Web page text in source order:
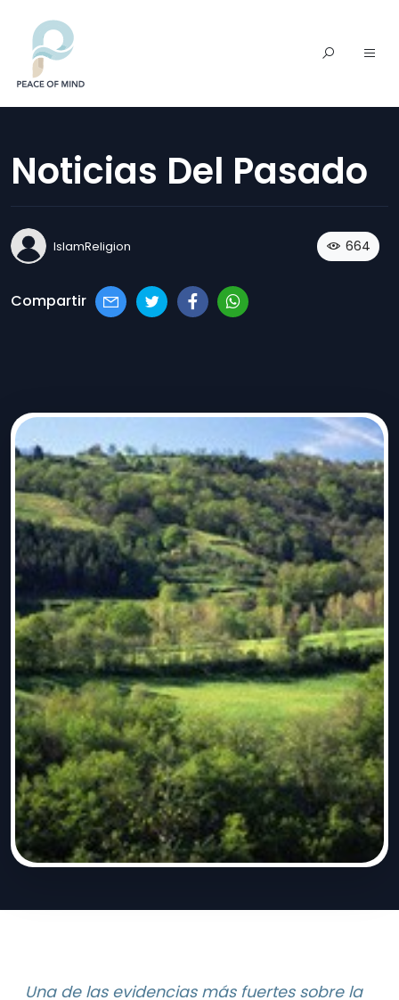
Noticias Del Pasado
IslamReligion 664
Compartir
Una de las evidencias más fuertes sobre la